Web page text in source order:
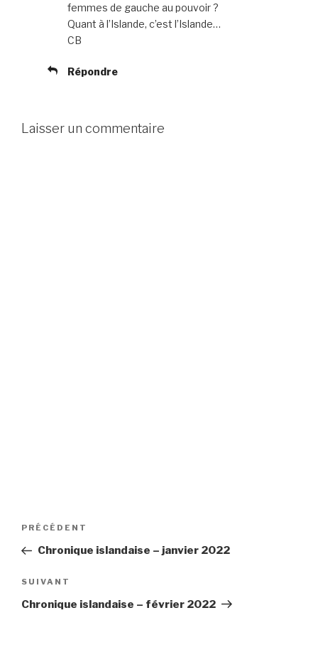
femmes de gauche au pouvoir ?
Quant à l’Islande, c’est l’Islande…
CB
Répondre
Laisser un commentaire
Navigation
l’article
Article
précédent
PRÉCÉDENT
Chronique islandaise – janvier 2022
Article
suivant
SUIVANT
Chronique islandaise – février 2022